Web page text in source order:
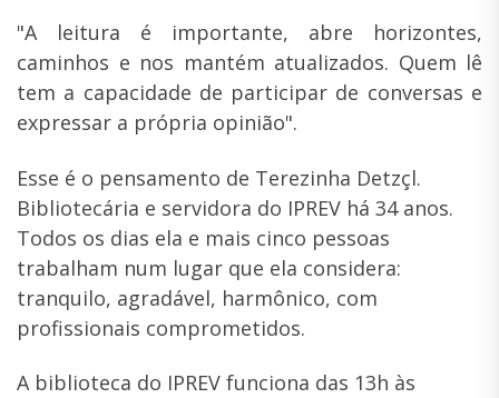
"A leitura é importante, abre horizontes,
caminhos e nos mantém atualizados. Quem lê
tem a capacidade de participar de conversas e
expressar a própria opinião".
Esse é o pensamento de Terezinha Detzçl.
Bibliotecária e servidora do IPREV há 34 anos.
Todos os dias ela e mais cinco pessoas
trabalham num lugar que ela considera:
tranquilo, agradável, harmônico, com
profissionais comprometidos.
A biblioteca do IPREV funciona das 13h às